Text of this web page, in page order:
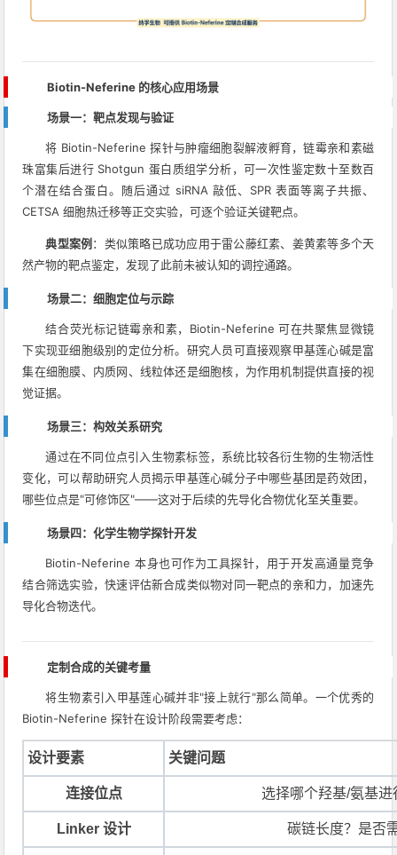
Biotin-Neferine 的核心应用场景
场景一：靶点发现与验证
将 Biotin-Neferine 探针与肿瘤细胞裂解液孵育，链霉亲和素磁
珠富集后进行 Shotgun 蛋白质组学分析，可一次性鉴定数十至数百
个潜在结合蛋白。随后通过 siRNA 敲低、SPR 表面等离子共振、
CETSA 细胞热迁移等正交实验，可逐个验证关键靶点。
典型案例 ：类似策略已成功应用于雷公藤红素、姜黄素等多个天
然产物的靶点鉴定，发现了此前未被认知的调控通路。
场景二：细胞定位与示踪
结合荧光标记链霉亲和素，Biotin-Neferine 可在共聚焦显微镜
下实现亚细胞级别的定位分析。研究人员可直接观察甲基莲心碱是富
集在细胞膜、内质网、线粒体还是细胞核，为作用机制提供直接的视
觉证据。
场景三：构效关系研究
通过在不同位点引入生物素标签，系统比较各衍生物的生物活性
变化，可以帮助研究人员揭示甲基莲心碱分子中哪些基团是药效团，
哪些位点是"可修饰区"——这对于后续的先导化合物优化至关重要。
场景四：化学生物学探针开发
Biotin-Neferine 本身也可作为工具探针，用于开发高通量竞争
结合筛选实验，快速评估新合成类似物对同一靶点的亲和力，加速先
导化合物迭代。
定制合成的关键考量
将生物素引入甲基莲心碱并非"接上就行"那么简单。一个优秀的
Biotin-Neferine 探针在设计阶段需要考虑：
设计要素 关键问题
连接位点 选择哪个羟基/氨基
Linker 设计 碳链长度？是否